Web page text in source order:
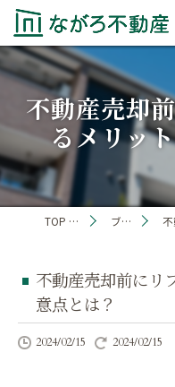
不動産売却
るメリッ
TOP PAGE ブログ 不
不動産売却前にリ
意点とは？
2024/02/15 2024/02/15